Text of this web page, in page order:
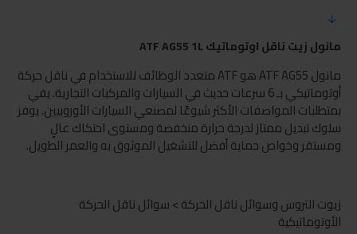
مانول زيت ناقل اوتوماتيك ATF AG55 1L
مانول ATF AG55 هو ATF متعدد الوظائف للاستخدام في ناقل حركة
أوتوماتيكي بـ 6 سرعات حديث في السيارات والمركبات التجارية. يفي
بمتطلبات المواصفات الأكثر شيوعًا لمصنعي السيارات الأوروبيين. يوفر
سلوك تبديل ممتاز لدرجة حرارة منخفضة ومستوى احتكاك عالٍ
ومستقر وخواص حماية أفضل للتشغيل الموثوق به والعمر الطويل.
زيوت التروس وسوائل ناقل الحركة > سوائل ناقل الحركة
الأوتوماتيكية